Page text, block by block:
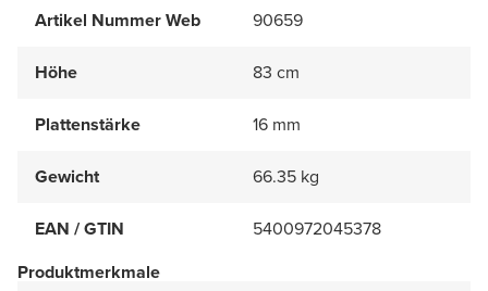
Artikel Nummer Web 90659
Höhe 83 cm
Plattenstärke 16 mm
Gewicht 66.35 kg
EAN / GTIN
5400972045378
Produktmerkmale